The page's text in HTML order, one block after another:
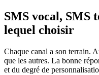
SMS vocal, SMS
lequel choisir
Chaque canal a son terrain.
que les autres. La bonne
et du degré de